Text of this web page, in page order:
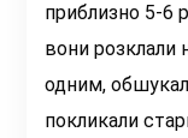
приблизно 5-6
вони розклали
одним,
покликали